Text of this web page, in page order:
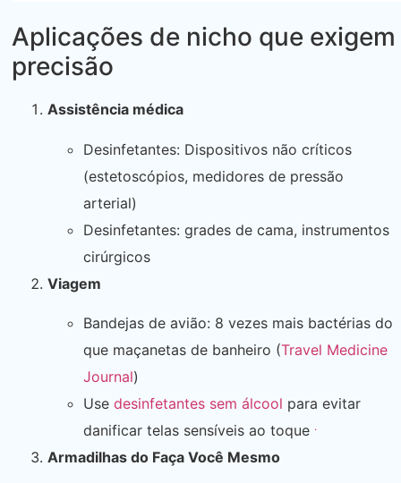
Aplicações de nicho que exigem
precisão
Assistência médica
Desinfetantes: Dispositivos não críticos
(estetoscópios, medidores de pressão
arterial)
Desinfetantes: grades de cama, instrumentos
cirúrgicos
Viagem
Bandejas de avião: 8 vezes mais bactérias do
que maçanetas de banheiro (Travel Medicine
Journal)
Use desinfetantes sem álcool para evitar
danificar telas sensíveis ao toque .
Armadilhas do Faça Você Mesmo